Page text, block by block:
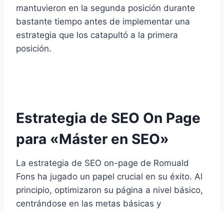
mantuvieron en la segunda posición durante
bastante tiempo antes de implementar una
estrategia que los catapultó a la primera
posición.
Estrategia de SEO On Page
para «Máster en SEO»
La estrategia de SEO on-page de Romuald
Fons ha jugado un papel crucial en su éxito. Al
principio, optimizaron su página a nivel básico,
centrándose en las metas básicas y